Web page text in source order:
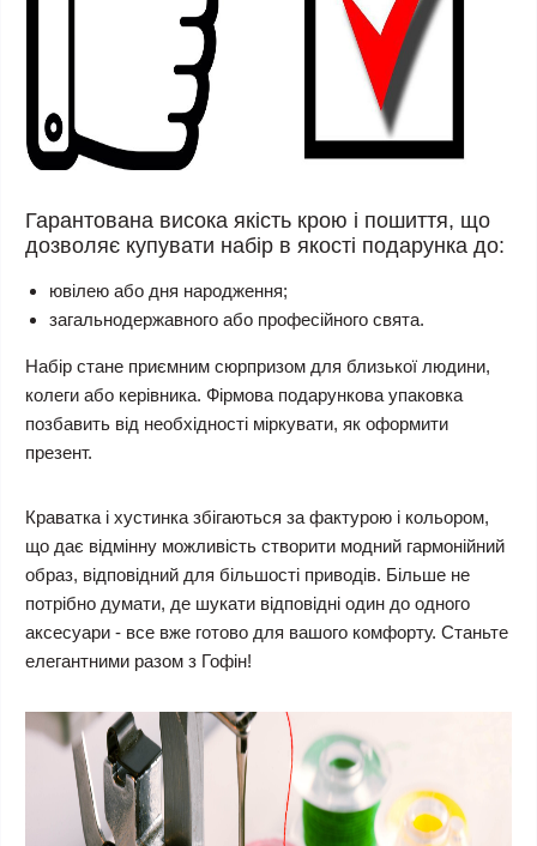
Гарантована висока якість крою і пошиття, що
дозволяє купувати набір в якості подарунка до:
ювілею або дня народження;
загальнодержавного або професійного свята.
Набір стане приємним сюрпризом для близької людини,
колеги або керівника. Фірмова подарункова упаковка
позбавить від необхідності міркувати, як оформити
презент.
Краватка і хустинка збігаються за фактурою і кольором,
що дає відмінну можливість створити модний гармонійний
образ, відповідний для більшості приводів. Більше не
потрібно думати, де шукати відповідні один до одного
аксесуари - все вже готово для вашого комфорту. Станьте
елегантними разом з Гофін!